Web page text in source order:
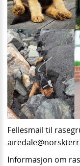
Fellesmail til
Informasjon om